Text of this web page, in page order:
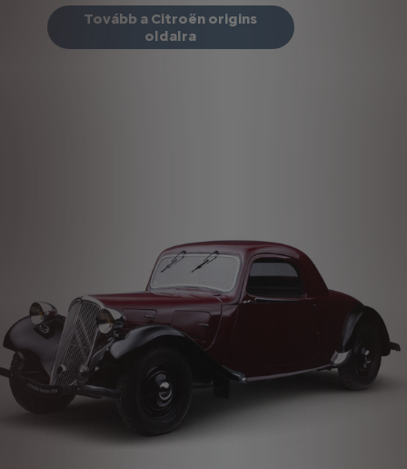
Tovább a Citroën origins
oldalra